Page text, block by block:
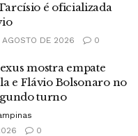
é oficializada
DE 2026 0
mostra empate
e Flávio Bolsonaro no
turno
0